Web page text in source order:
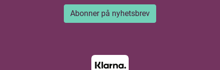
Abonner på nyhetsbrev